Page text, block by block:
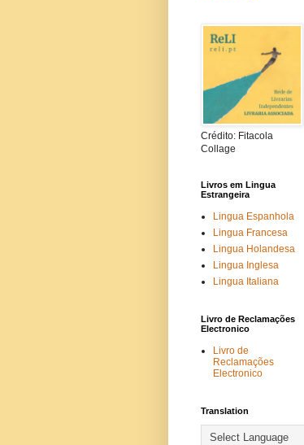
Crédito: Fitacola
Collage
Livros em Lingua
Estrangeira
Lingua Espanhola
Lingua Francesa
Lingua Holandesa
Lingua Inglesa
Lingua Italiana
Livro de Reclamações
Electronico
Livro de
Reclamações
Electronico
Translation